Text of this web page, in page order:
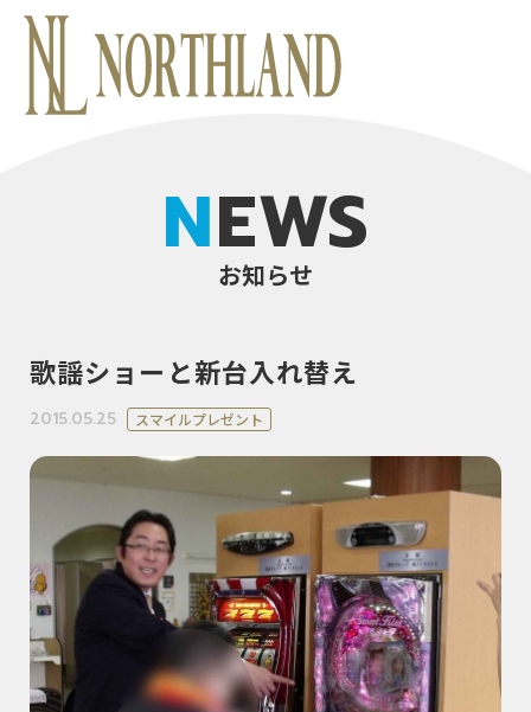
NEWS
お知らせ
歌謡ショーと新台入れ替え
2015.05.25 スマイルプレゼント